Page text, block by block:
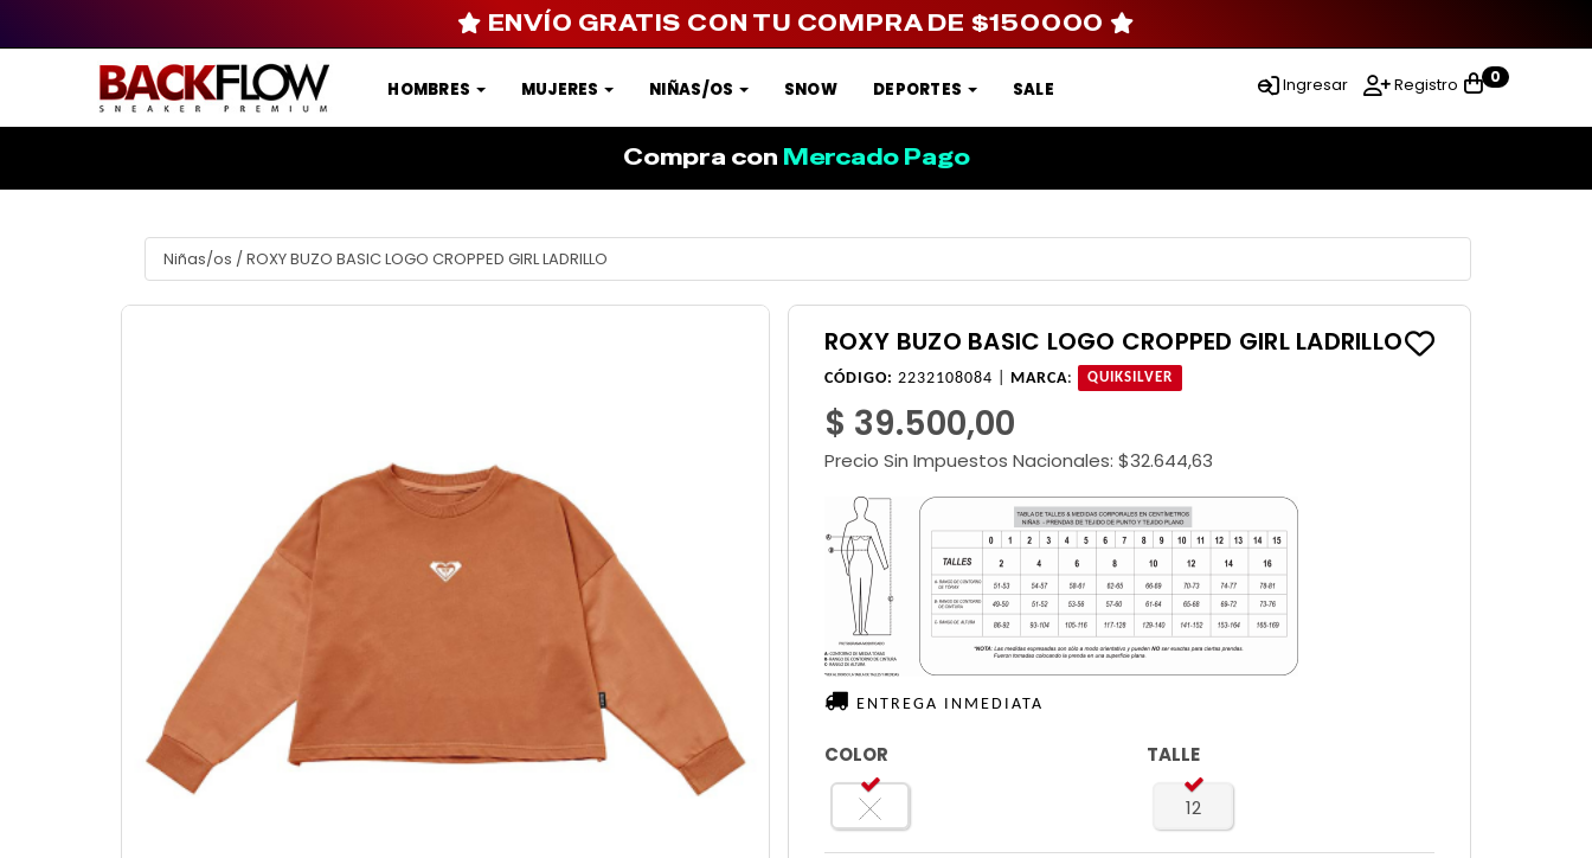
Ingresar Registro 0
HOMBRES MUJERES NIÑAS/OS SNOW DEPORTES SALE
ENVÍO GRATIS CON TU COMPRA DE $150000
Compra con Mercado Pago
Niñas/os / ROXY BUZO BASIC LOGO CROPPED GIRL LADRILLO
ROXY BUZO BASIC LOGO CROPPED GIRL LADRILLO
CÓDIGO: 2232108084 | MARCA: QUIKSILVER
$ 39.500,00
Precio Sin Impuestos Nacionales: $32.644,63
ENTREGA INMEDIATA
COLOR TALLE
12